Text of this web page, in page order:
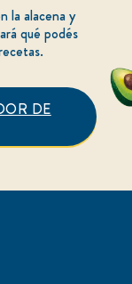
la alacena y
qué podés
DE